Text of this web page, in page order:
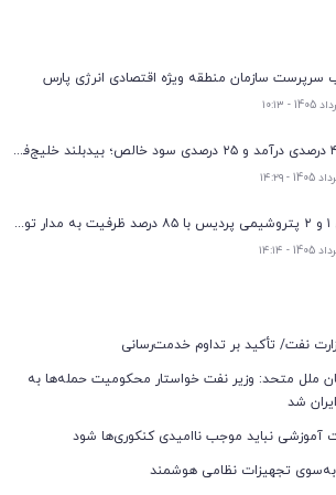
سرپرست سازمان منطقه ویژه اقتصادی انرژی پارس
رشد ۴۹ درصدی درآمد و ۲۵ درصدی سود خالص؛ بیدبلند خلیج‌فارس سال ۱۴۰۴ را با رکوردهای جدید به پایان رساند
فازهای ۱ و ۲ پتروشیمی پردیس با ۸۵ درصد ظرفیت به مدار تولید بازگشتند
نفت/ تأکید بر تداوم خدمت‌رسانی
ملل متحد: وزیر نفت خواستار محکومیت حمله‌ها به
شد
آموزشی نباید موجب ناامیدی کنکوری‌ها شود
به‌سوی تجهیزات نظامی هوشمند